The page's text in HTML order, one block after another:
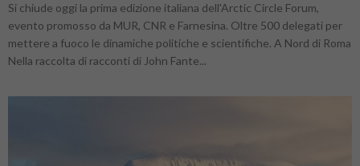
Si chiude oggi la prima edizione italiana dell'Arctic Circle Forum,
evento promosso da MUR, CNR e Farnesina. Oltre 500 delegati per
mettere a fuoco le dinamiche politiche e scientifiche. A Nord di Roma
Nella raccolta di racconti di John Fante...